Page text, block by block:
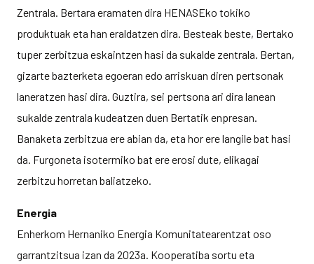
Zentrala. Bertara eramaten dira HENASEko tokiko
produktuak eta han eraldatzen dira. Besteak beste, Bertako
tuper zerbitzua eskaintzen hasi da sukalde zentrala. Bertan,
gizarte bazterketa egoeran edo arriskuan diren pertsonak
laneratzen hasi dira. Guztira, sei pertsona ari dira lanean
sukalde zentrala kudeatzen duen Bertatik enpresan.
Banaketa zerbitzua ere abian da, eta hor ere langile bat hasi
da. Furgoneta isotermiko bat ere erosi dute, elikagai
zerbitzu horretan baliatzeko.
Energia
Enherkom Hernaniko Energia Komunitatearentzat oso
garrantzitsua izan da 2023a. Kooperatiba sortu eta